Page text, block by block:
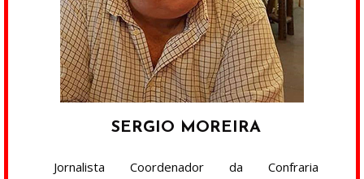
SERGIO MOREIRA
Jornalista Coordenador da Confraria